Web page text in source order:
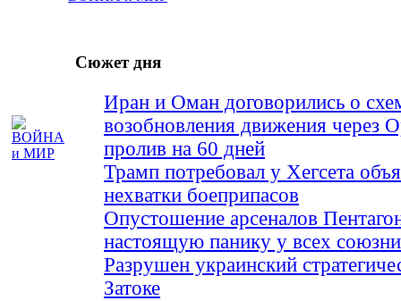
Сюжет дня
Иран и Оман договорились о
возобновления движения через
пролив на 60 дней
Трамп потребовал у Хегсета
нехватки боеприпасов
Опустошение арсеналов
настоящую панику у всех
Разрушен украинский
Затоке